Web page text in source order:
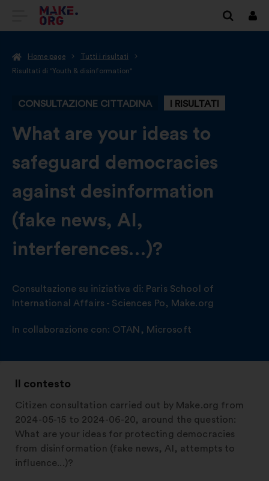
VAI
HOME
DI
MAKE.ORG
Home page
Tutti i risultati
Risultati di "Youth & disinformation"
CONSULTAZIONE CITTADINA I RISULTATI
-
What are your ideas to
safeguard democracies
against desinformation
(fake news, AI,
interferences…)?
Consultazione su iniziativa di: Paris School of
International Affairs - Sciences Po, Make.org
In collaborazione con: OTAN , Microsoft
Il contesto
Citizen consultation carried out by Make.org from
2024-05-15 to 2024-06-20, around the question:
What are your ideas for protecting democracies
from disinformation (fake news, AI, attempts to
influence...)?